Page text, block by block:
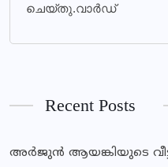
ചെയ്തു.വാർഡ്
Recent Posts
അര്‍ജുന്‍ ആയങ്കിയുടെ